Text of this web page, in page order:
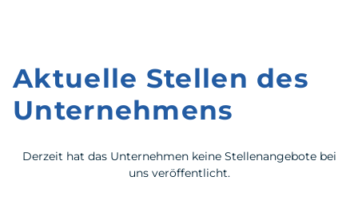
Aktuelle Stellen des
Unternehmens
Derzeit hat das Unternehmen keine Stellenangebote bei
uns veröffentlicht.